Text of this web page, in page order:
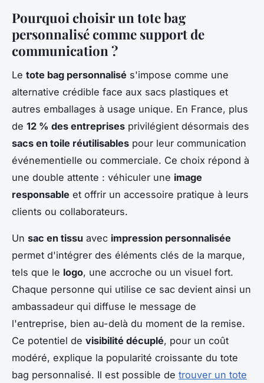
Pourquoi choisir un tote bag
personnalisé comme support de
communication ?
Le tote bag personnalisé s'impose comme une
alternative crédible face aux sacs plastiques et
autres emballages à usage unique. En France, plus
de 12 % des entreprises privilégient désormais des
sacs en toile réutilisables pour leur communication
événementielle ou commerciale. Ce choix répond à
une double attente : véhiculer une image
responsable et offrir un accessoire pratique à leurs
clients ou collaborateurs.
Un sac en tissu avec impression personnalisée
permet d'intégrer des éléments clés de la marque,
tels que le logo, une accroche ou un visuel fort.
Chaque personne qui utilise ce sac devient ainsi un
ambassadeur qui diffuse le message de
l'entreprise, bien au-delà du moment de la remise.
Ce potentiel de visibilité décuplé, pour un coût
modéré, explique la popularité croissante du tote
bag personnalisé. Il est possible de trouver un tote